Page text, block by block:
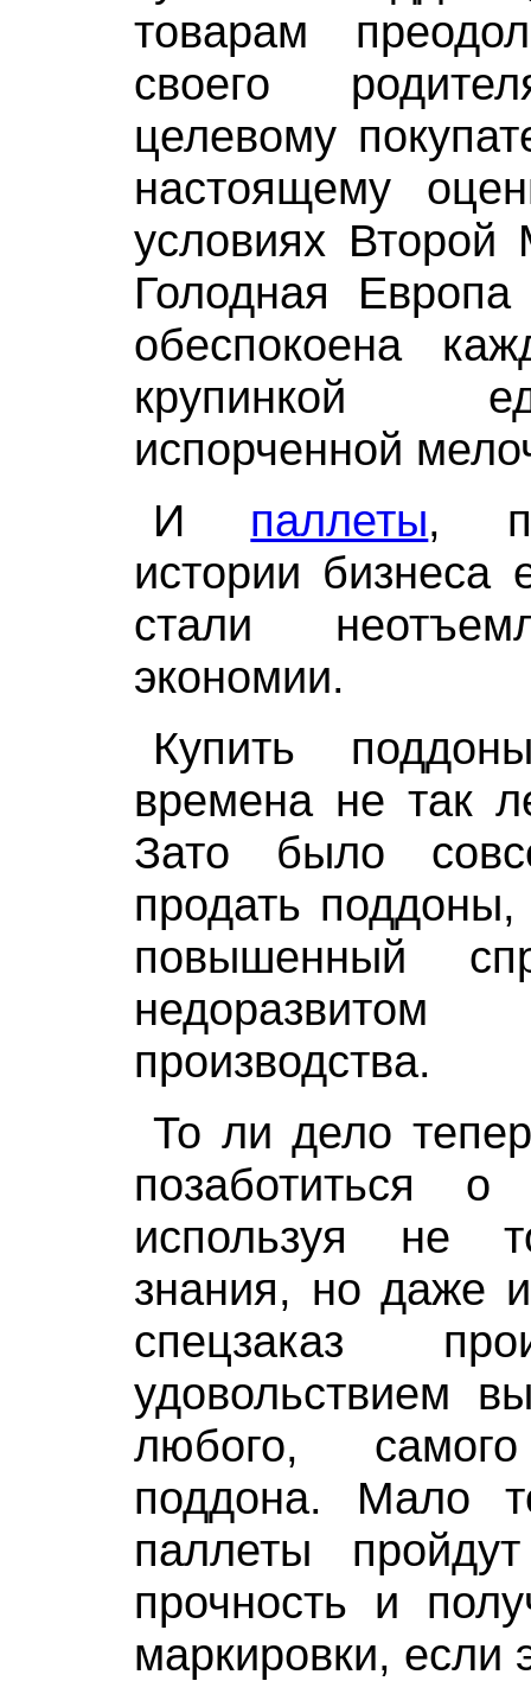
товарам
своего
целевому
настоящему
условиях
Голодная
обеспокоена
крупинкой
испорченной
И паллеты,
истории бизнеса
стали
экономии.
Купить
времена не так
Зато было
продать
повышенный
производства.
То ли дело
позаботиться
используя не
знания, но даже
спецзаказ
удовольствием
любого, самого
поддона. Мало
паллеты
прочность и
маркировки, если